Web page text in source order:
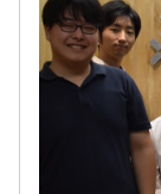
■書籍購入補助
知識を蓄える
得るものです
て欲しい。そ
と認められた